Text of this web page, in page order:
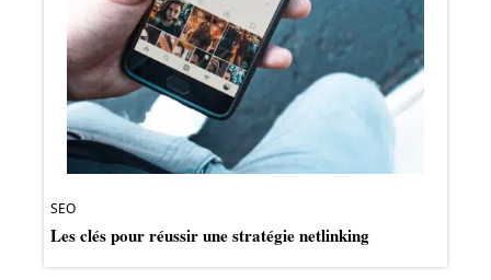
SEO
Les clés pour réussir une stratégie netlinking